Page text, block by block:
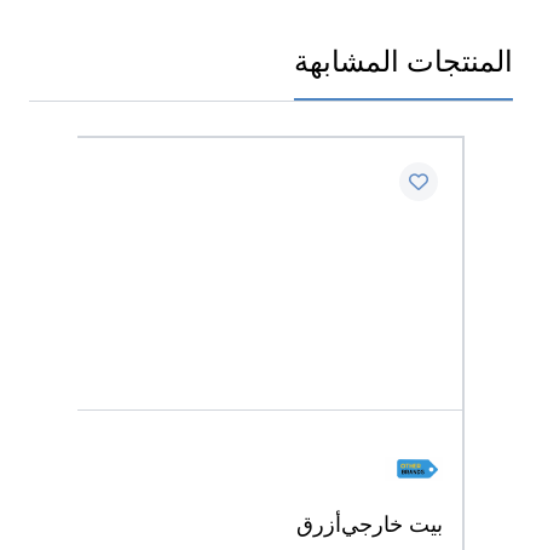
المنتجات المشابهة
بيت خارجيأزرق